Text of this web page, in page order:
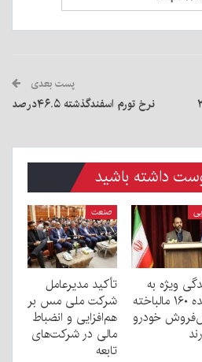
راین ۳
پست بعدی
نرخ تورم اسفندگذشته ۴۶.۵درصد
داشته باشید
ویژه به
پرونده ۱۶۰ مالباخته
خودرو
صنعت
تأکید مدیرعامل
شرکت ملی مس بر
هم‌افزایی و انضباط
مالی در شرکت‌های
تابعه